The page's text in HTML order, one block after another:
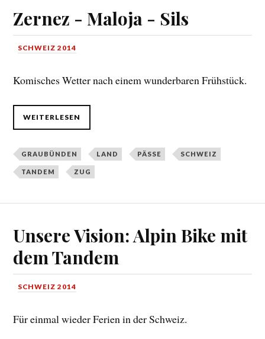
Zernez - Maloja - Sils
SCHWEIZ 2014
Komisches Wetter nach einem wunderbaren Frühstück.
WEITERLESEN
GRAUBÜNDEN LAND PÄSSE SCHWEIZ
TANDEM ZUG
Unsere Vision: Alpin Bike mit
dem Tandem
SCHWEIZ 2014
Für einmal wieder Ferien in der Schweiz.